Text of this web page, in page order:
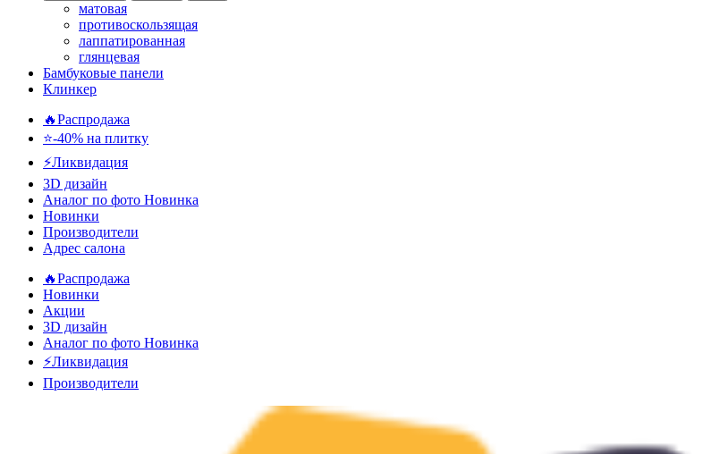
матовая
противоскользящая
лаппатированная
глянцевая
Бамбуковые панели
Клинкер
🔥Распродажа
⭐-40% на плитку
⚡️Ликвидация
3D дизайн
Аналог по фото Новинка
Новинки
Производители
Адрес салона
🔥Распродажа
Новинки
Акции
3D дизайн
Аналог по фото Новинка
⚡Ликвидация
Производители